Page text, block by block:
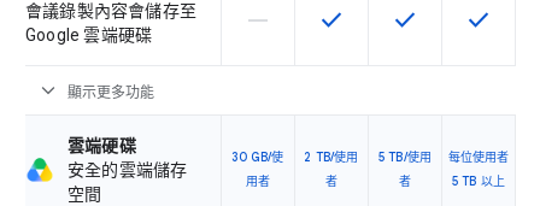
會議錄製內容會儲存至
Google 雲端硬碟
這個 SKU 不支援這項功能
horizontal_rule 這項功能適用於該 SKU
check 這項功能適用於
check 這項功
check
expand_more 顯示更多功能
雲端硬碟
安全的雲端儲存
空間
30 GB/使
用者
2 TB/使用
者
5 TB/使用
者
每位使用者
5 TB 以上